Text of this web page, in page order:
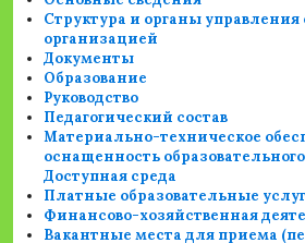
Структура и органы управления
организацией
Документы
Образование
Руководство
Педагогический состав
Материально-техническое
оснащенность
Доступная среда
Платные образовательные
Финансово-хозяйственная
Вакантные места для приема